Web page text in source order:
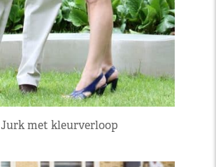
Jurk met kleurverloop